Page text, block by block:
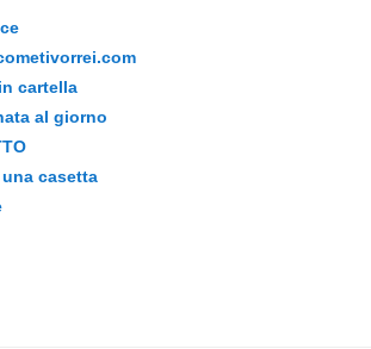
cartella
al giorno
casetta